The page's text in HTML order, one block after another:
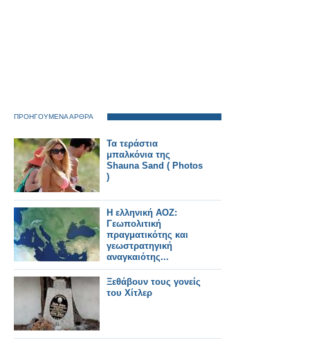
ΠΡΟΗΓΟΥΜΕΝΑ ΑΡΘΡΑ
Τα τεράστια
μπαλκόνια της
Shauna Sand ( Photos
)
Η ελληνική ΑΟΖ:
Γεωπολιτική
πραγματικότης και
γεωστρατηγική
αναγκαιότης...
Ξεθάβουν τους γονείς
του Χίτλερ